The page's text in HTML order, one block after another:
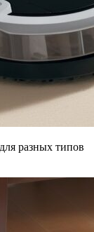
разных типов